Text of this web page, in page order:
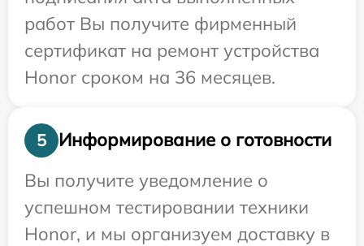
работ Вы получите фирменный
сертификат на ремонт устройства
Honor сроком на 36 месяцев.
5
Информирование о готовности
Вы получите уведомление о
успешном тестировании техники
Honor, и мы организуем доставку в